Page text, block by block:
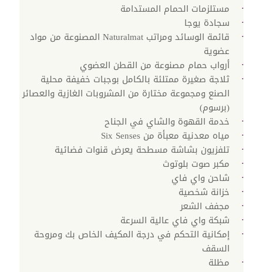
مستلزمات الحمام المستدامة
سجادة يوجا
قائمة الوسائد ومراتب Naturalmat المصنوعة من مواد
عضوية
أرواب حمام مصنوعة من القطن العضوي
ثلاجة صغيرة ممتلئة بالكامل بوجبات خفيفة محلية
الصنع ومجموعة مختارة من المشروبات الغازية والعصائر
(برسوم)
خدمة القهوة والشاي في الجناح
مياه معدنية معبأة من Six Senses
تلفزيون بشاشة مسطحة يعرض قنوات فضائية
مكبر صوت بلوتوث
شاحن واي فاي
خزانة شخصية
مجفف الشعر
شبكة واي فاي عالية السرعة
إمكانية التحكم في درجة المكيف الخاص بك ومروحة
السقف
مظلة